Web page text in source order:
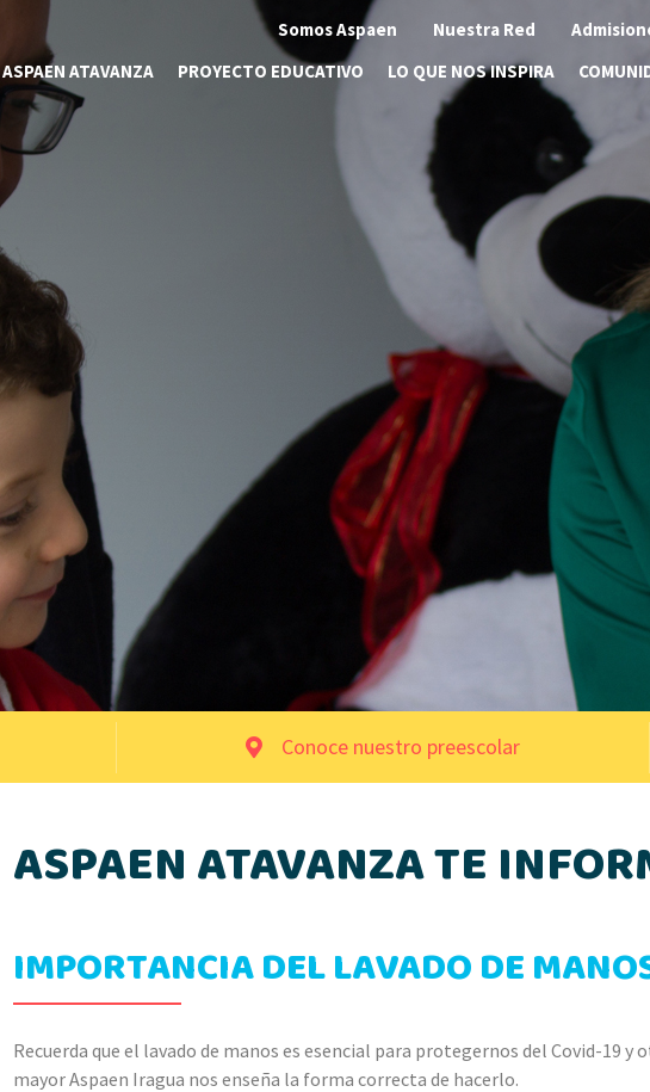
Somos Aspaen Nuestra Red
ASPAEN ATAVANZA
PROYECTO EDUCATIVO LO QUE NOS INSPIRA
Conoce nuestro preescolar
ASPAEN ATAVANZA TE
IMPORTANCIA DEL LAVADO DE
Recuerda que el lavado de manos es esencial para protegernos del Covid-19
mayor Aspaen Iragua nos enseña la forma correcta de hacerlo.